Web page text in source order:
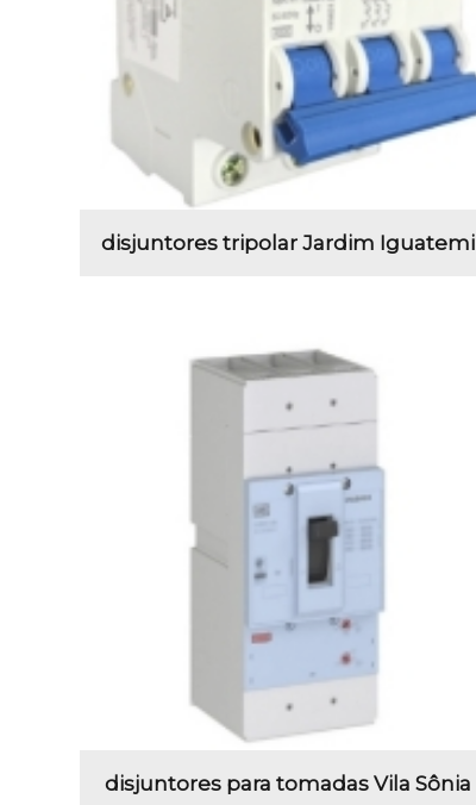
disjuntores tripolar Jardim Iguatemi
disjuntores para tomadas Vila Sônia